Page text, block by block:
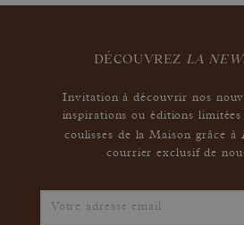
DÉCOUVREZ LA
Invitation à découvrir nos
inspirations ou éditions
coulisses de la Maison grâce à
courrier exclusif de